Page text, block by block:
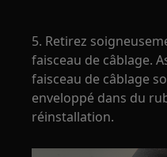
5. Retirez
faisceau de câblage.
faisceau de câblage
enveloppé dans du
réinstallation.